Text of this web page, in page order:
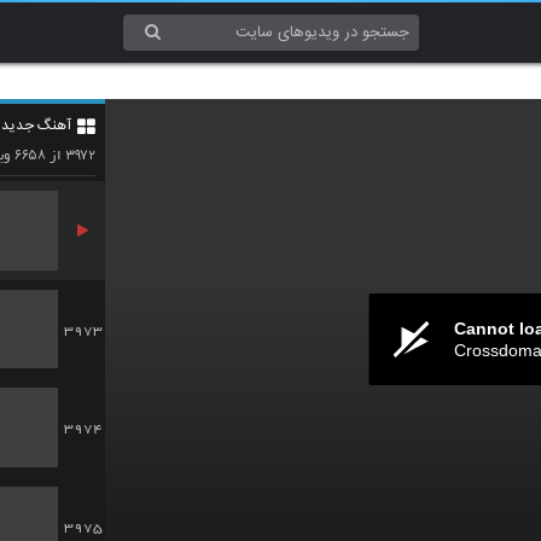
Cannot
آهنگ جدید
۳۹۷۲از ۶۶۵۸
3971
3973
3974
3975